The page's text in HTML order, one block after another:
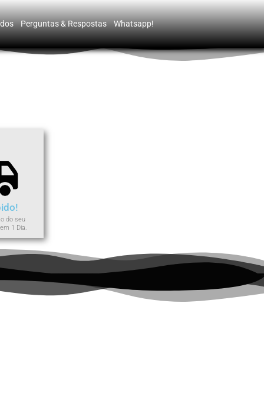
Perguntas & Respostas Whatsapp!
do seu
1 Dia.
ajudar com nossos esforços de marketing e fornecer Eu aceito